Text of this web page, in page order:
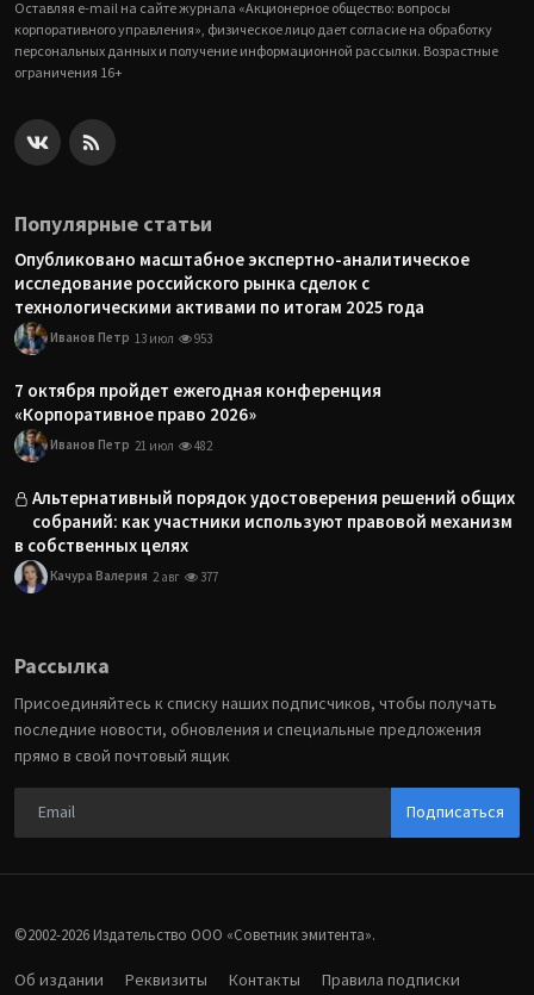
Оставляя e-mail на сайте журнала «Акционерное общество: вопросы
корпоративного управления», физическое лицо дает согласие на обработку
персональных данных и получение информационной рассылки. Возрастные
ограничения 16+
Популярные статьи
Опубликовано масштабное экспертно-аналитическое
исследование российского рынка сделок с
технологическими активами по итогам 2025 года
Иванов Петр 13 июл 953
7 октября пройдет ежегодная конференция
«Корпоративное право 2026»
Иванов Петр 21 июл 482
Альтернативный порядок удостоверения решений общих
собраний: как участники используют правовой механизм
в собственных целях
Качура Валерия 2 авг 377
Рассылка
Присоединяйтесь к списку наших подписчиков, чтобы получать
последние новости, обновления и специальные предложения
прямо в свой почтовый ящик
Подписаться
©2002-2026 Издательство ООО «‎Советник эмитента».
Об издании Реквизиты Контакты
Правила подписки